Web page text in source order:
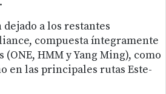
dejado a los restantes
compuesta íntegramente
HMM y Yang Ming), como
en las principales rutas Este-